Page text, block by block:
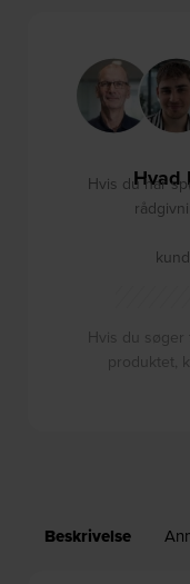
Beskrivelse
Hvad
Hvis du har
Hvis du søger
produktet,